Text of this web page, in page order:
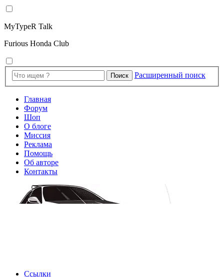
MyTypeR Talk
Furious Honda Club
Поиск Расширенный поиск
Главная
Форум
Шоп
О блоге
Миссия
Реклама
Помощь
Об авторе
Контакты
Ссылки